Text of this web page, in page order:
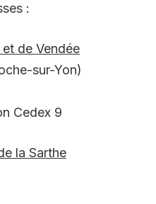
:
de Vendée
sur-Yon)
Cedex 9
la Sarthe